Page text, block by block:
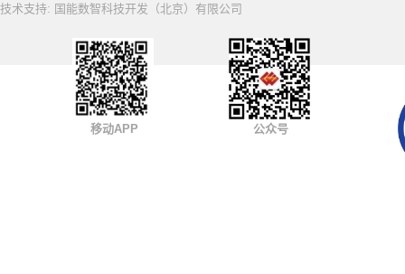
技术支持: 国能数智科技开发（北京）有限公司
移动APP 公众号